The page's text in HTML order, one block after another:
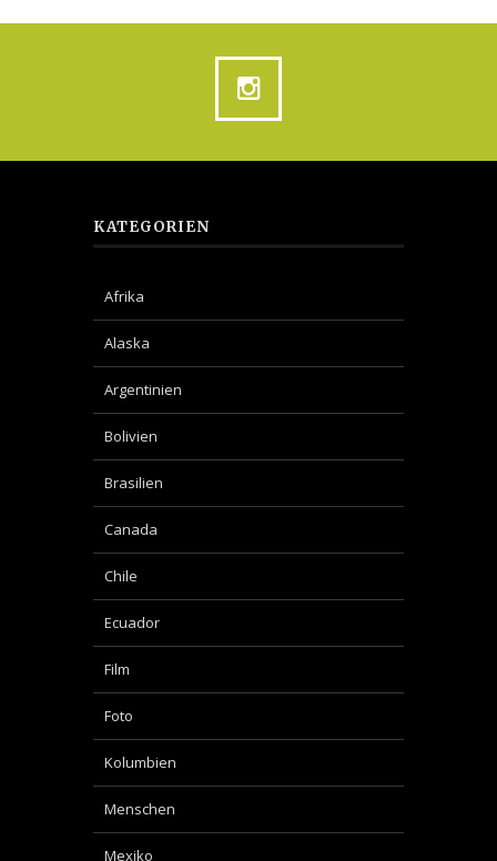
KATEGORIEN
Afrika
Alaska
Argentinien
Bolivien
Brasilien
Canada
Chile
Ecuador
Film
Foto
Kolumbien
Menschen
Mexiko